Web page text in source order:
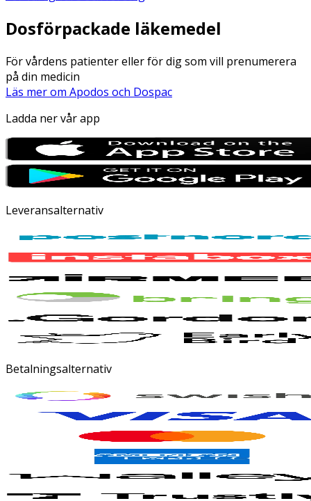
Dosförpackade läkemedel
För vårdens patienter eller för dig som vill prenumerera
på din medicin
Läs mer om Apodos och Dospac
Ladda ner vår app
Leveransalternativ
Betalningsalternativ